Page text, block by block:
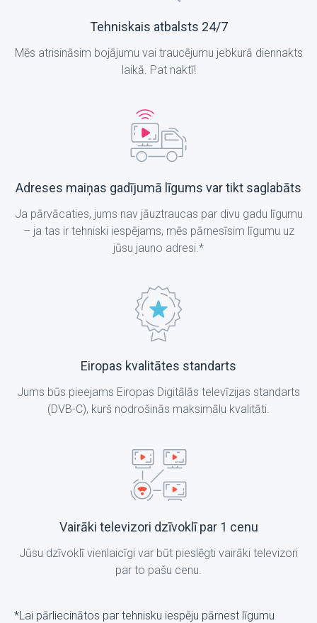
Tehniskais atbalsts 24/7
Mēs atrisināsim bojājumu vai traucējumu jebkurā diennakts
laikā. Pat naktī!
Adreses maiņas gadījumā līgums var tikt saglabāts
Ja pārvācaties, jums nav jāuztraucas par divu gadu līgumu
– ja tas ir tehniski iespējams, mēs pārnesīsim līgumu uz
jūsu jauno adresi.*
Eiropas kvalitātes standarts
Jums būs pieejams Eiropas Digitālās televīzijas standarts
(DVB-C), kurš nodrošinās maksimālu kvalitāti.
Vairāki televizori dzīvoklī par 1 cenu
Jūsu dzīvoklī vienlaicīgi var būt pieslēgti vairāki televizori
par to pašu cenu.
*Lai pārliecinātos par tehnisku iespēju pārnest līgumu